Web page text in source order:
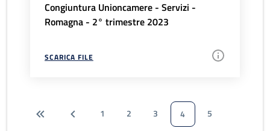
Congiuntura Unioncamere - Servizi -
Romagna - 2° trimestre 2023
SCARICA FILE
1 2 3 4
5